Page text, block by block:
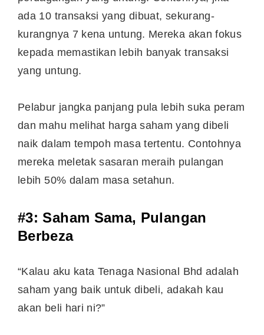
ada 10 transaksi yang dibuat, sekurang-
kurangnya 7 kena untung. Mereka akan fokus
kepada memastikan lebih banyak transaksi
yang untung.
Pelabur jangka panjang pula lebih suka peram
dan mahu melihat harga saham yang dibeli
naik dalam tempoh masa tertentu. Contohnya
mereka meletak sasaran meraih pulangan
lebih 50% dalam masa setahun.
#3: Saham Sama, Pulangan
Berbeza
“Kalau aku kata Tenaga Nasional Bhd adalah
saham yang baik untuk dibeli, adakah kau
akan beli hari ni?”